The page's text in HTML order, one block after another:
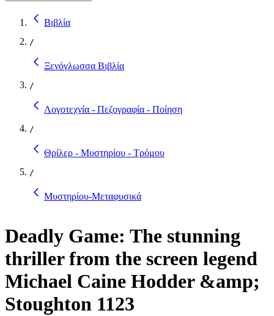
Βιβλία
/
Ξενόγλωσσα Βιβλία
/
Λογοτεχνία - Πεζογραφία - Ποίηση
/
Θρίλερ - Μυστηρίου - Τρόμου
/
Μυστηρίου-Μεταφυσικά
Deadly Game: The stunning
thriller from the screen legend
Michael Caine Hodder &amp;
Stoughton 1123